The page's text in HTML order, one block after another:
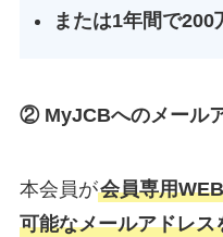
または1年間で200
② MyJCBへのメール
本会員が会員専用
可能なメールアドレス